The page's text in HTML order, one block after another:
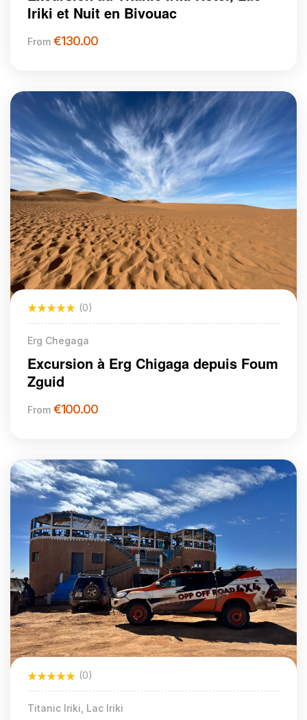
Iriki et Nuit en Bivouac
From €130.00
(0)
Erg Chegaga
Excursion à Erg Chigaga depuis Foum
Zguid
From €100.00
(0)
Titanic Iriki, Lac Iriki